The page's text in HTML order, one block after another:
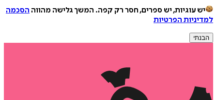
יש עוגיות, יש ספרים, חסר רק קפה. המשך גלישה מהווה הסכמה
למדיניות הפרטיות
הבנתי